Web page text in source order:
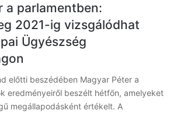
a parlamentben:
2021-ig vizsgálódhat
Ügyészség
előtti beszédében Magyar Péter a
eredményeiről beszélt hétfőn, amelyeket
megállapodásként értékelt. A